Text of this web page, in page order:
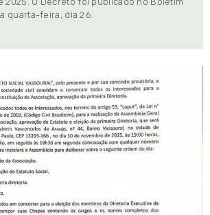
quarta-feira, dia 26.